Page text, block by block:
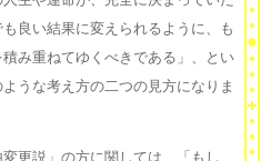
良い結果に変えられるように、も
み重ねてゆくべきである」、とい
うな考え方の二つの見方になりま
更説」の方に関しては、「もし、